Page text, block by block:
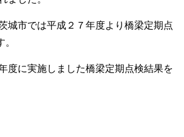
市では平成２７年度より橋梁定期点
に実施しました橋梁定期点検結果を